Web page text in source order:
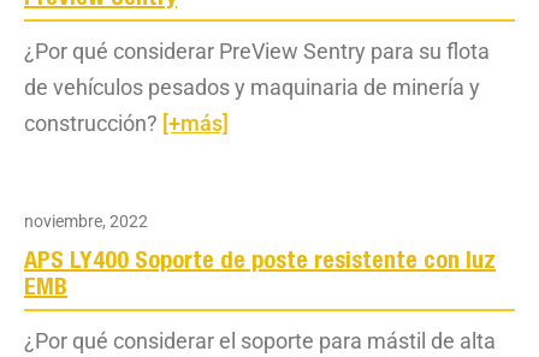
¿Por qué considerar PreView Sentry para su flota
de vehículos pesados y maquinaria de minería y
construcción? [+más]
noviembre, 2022
APS LY400 Soporte de poste resistente con luz
EMB
¿Por qué considerar el soporte para mástil de alta